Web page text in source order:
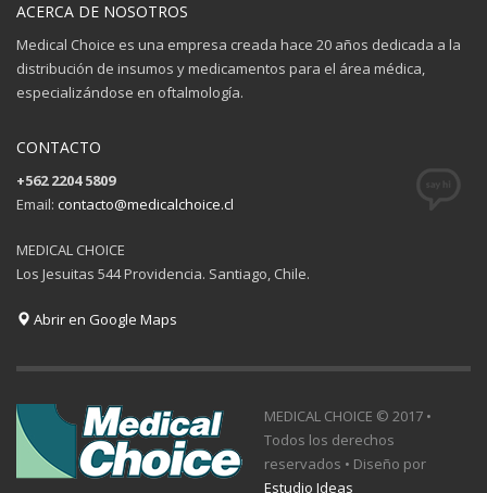
ACERCA DE NOSOTROS
Medical Choice es una empresa creada hace 20 años dedicada a la
distribución de insumos y medicamentos para el área médica,
especializándose en oftalmología.
CONTACTO
+562 2204 5809
Email: contacto@medicalchoice.cl
MEDICAL CHOICE
Los Jesuitas 544 Providencia. Santiago, Chile.
Abrir en Google Maps
MEDICAL CHOICE © 2017 •
Todos los derechos
reservados • Diseño por
Estudio Ideas